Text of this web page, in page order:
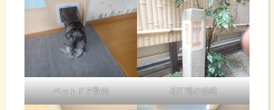
ペットドア取付 石灯篭の修繕